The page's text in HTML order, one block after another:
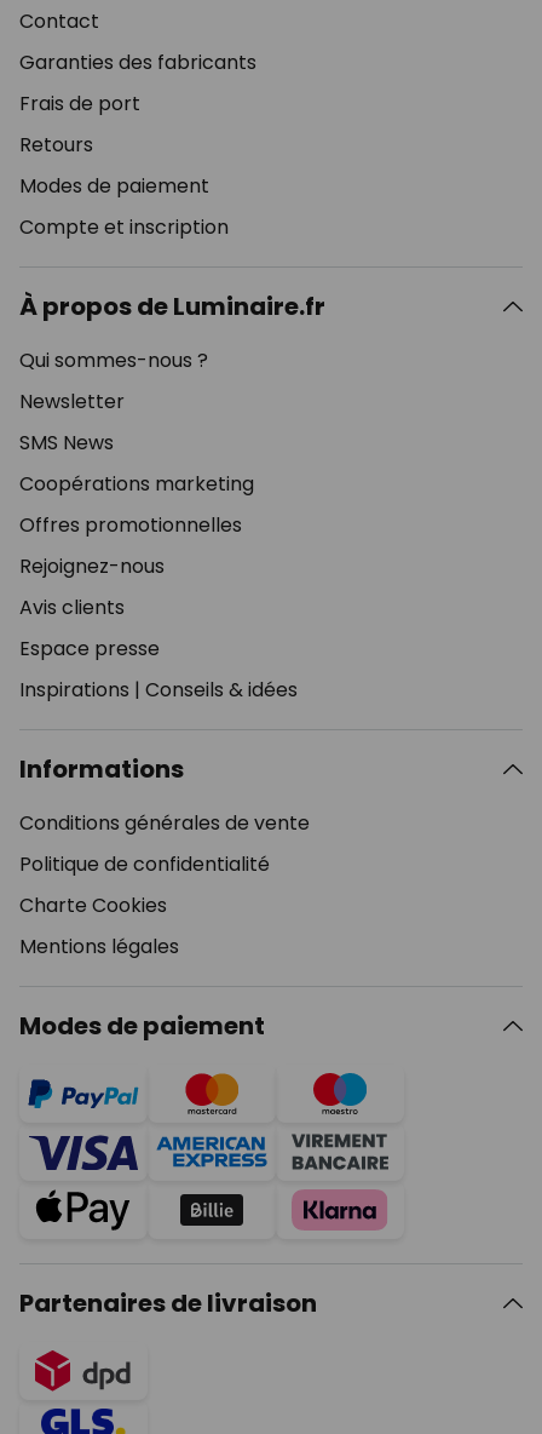
Contact
Garanties des fabricants
Frais de port
Retours
Modes de paiement
Compte et inscription
À propos de Luminaire.fr
Qui sommes-nous ?
Newsletter
SMS News
Coopérations marketing
Offres promotionnelles
Rejoignez-nous
Avis clients
Espace presse
Inspirations | Conseils & idées
Informations
Conditions générales de vente
Politique de confidentialité
Charte Cookies
Mentions légales
Modes de paiement
Partenaires de livraison